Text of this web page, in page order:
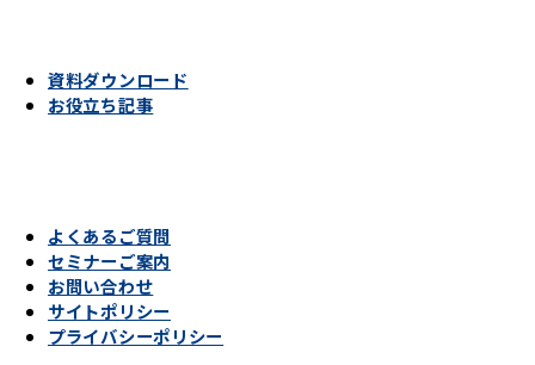
資料ダウンロード
お役立ち記事
よくあるご質問
セミナーご案内
お問い合わせ
サイトポリシー
プライバシーポリシー